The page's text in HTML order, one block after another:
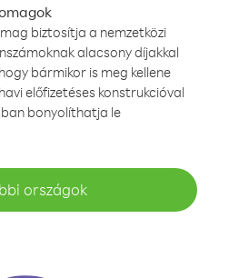
biztosítja a nemzetközi
alacsony díjakkal
bármikor is meg kellene
előfizetéses konstrukcióval
bonyolíthatja le
országok